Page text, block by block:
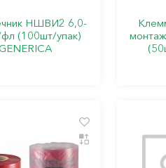
НШВИ2 6,0-
(100шт/упак)
GENERICA